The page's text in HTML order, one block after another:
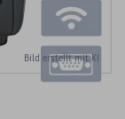
Bild erstellt mit KI